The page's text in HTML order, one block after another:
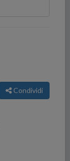
Condividi